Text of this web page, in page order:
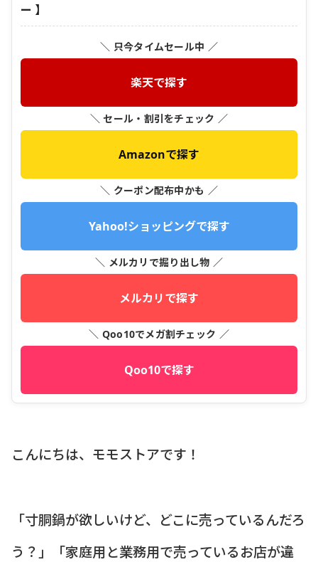
ー 】
＼ 只今タイムセール中 ／
楽天で探す
＼ セール・割引をチェック ／
Amazonで探す
＼ クーポン配布中かも ／
Yahoo!ショッピングで探す
＼ メルカリで掘り出し物 ／
メルカリで探す
＼ Qoo10でメガ割チェック ／
Qoo10で探す
こんにちは、モモストアです！
「寸胴鍋が欲しいけど、どこに売っているんだろ
う？」「家庭用と業務用で売っているお店が違